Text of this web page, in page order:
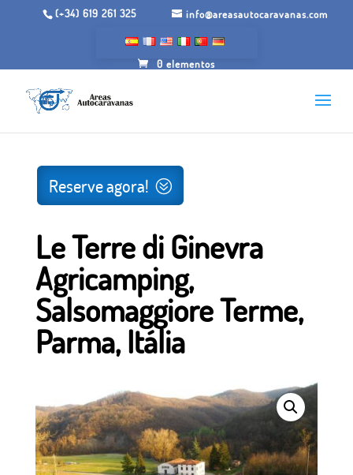
(+34) 619 261 325 info@areasautocaravanas.com
0 elementos
Ginevra, Salsomaggiore Terme, Parma, Itália
Reserve agora!
Le Terre di Ginevra
Agricamping,
Salsomaggiore Terme,
Parma, Itália